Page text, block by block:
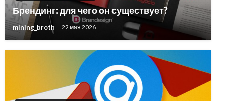
Брендинг: для чего он существует?
mining_broth 22 мая 2026